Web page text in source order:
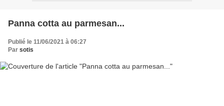
Panna cotta au parmesan...
Publié le 11/06/2021 à 06:27
Par sotis